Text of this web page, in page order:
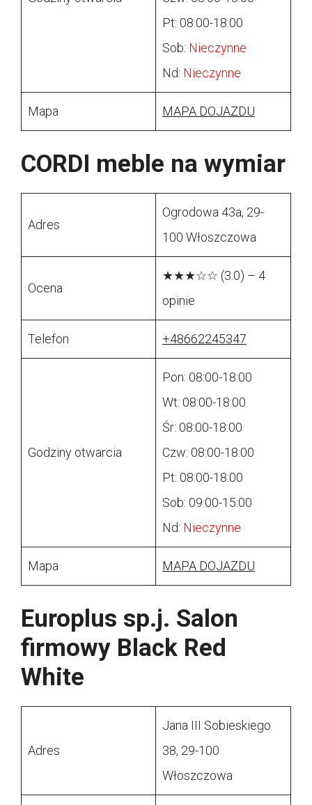
Pt: 08:00-18:00
Sob: Nieczynne
Nd: Nieczynne
Mapa MAPA DOJAZDU
CORDI meble na wymiar
Adres
Ogrodowa 43a, 29-
100 Włoszczowa
Ocena
★★★☆☆ (3.0) – 4
opinie
Telefon +48662245347
Godziny otwarcia
Pon: 08:00-18:00
Wt: 08:00-18:00
Śr: 08:00-18:00
Czw: 08:00-18:00
Pt: 08:00-18:00
Sob: 09:00-15:00
Nd: Nieczynne
Mapa MAPA DOJAZDU
Europlus sp.j. Salon
firmowy Black Red
White
Adres
Jana III Sobieskiego
38, 29-100
Włoszczowa